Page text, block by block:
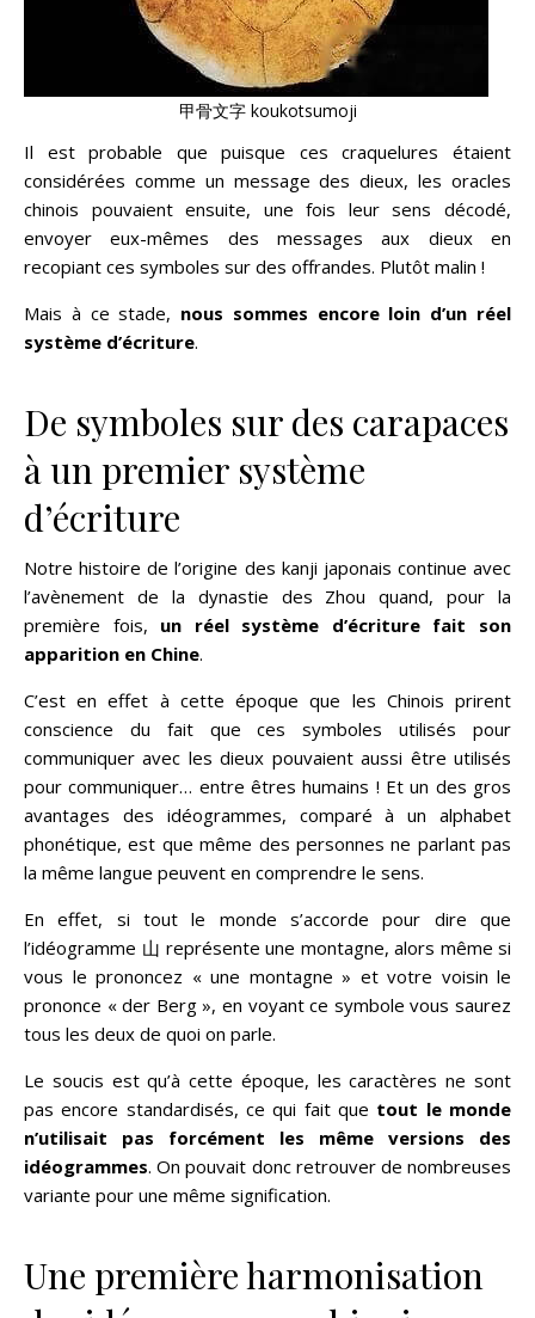
甲骨文字 koukotsumoji
Il est probable que puisque ces craquelures étaient
considérées comme un message des dieux, les oracles
chinois pouvaient ensuite, une fois leur sens décodé,
envoyer eux-mêmes des messages aux dieux en
recopiant ces symboles sur des offrandes. Plutôt malin !
Mais à ce stade, nous sommes encore loin d’un réel
système d’écriture.
De symboles sur des carapaces
à un premier système
d’écriture
Notre histoire de l’origine des kanji japonais continue avec
l’avènement de la dynastie des Zhou quand, pour la
première fois, un réel système d’écriture fait son
apparition en Chine.
C’est en effet à cette époque que les Chinois prirent
conscience du fait que ces symboles utilisés pour
communiquer avec les dieux pouvaient aussi être utilisés
pour communiquer… entre êtres humains ! Et un des gros
avantages des idéogrammes, comparé à un alphabet
phonétique, est que même des personnes ne parlant pas
la même langue peuvent en comprendre le sens.
En effet, si tout le monde s’accorde pour dire que
l’idéogramme 山 représente une montagne, alors même si
vous le prononcez « une montagne » et votre voisin le
prononce « der Berg », en voyant ce symbole vous saurez
tous les deux de quoi on parle.
Le soucis est qu’à cette époque, les caractères ne sont
pas encore standardisés, ce qui fait que tout le monde
n’utilisait pas forcément les même versions des
idéogrammes. On pouvait donc retrouver de nombreuses
variante pour une même signification.
Une première harmonisation